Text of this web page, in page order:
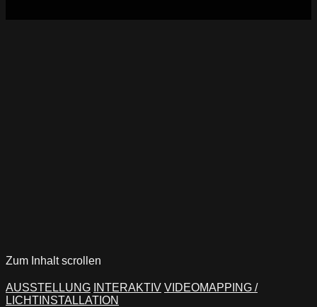
Zum Inhalt scrollen
AUSSTELLUNG INTERAKTIV VIDEOMAPPING /
LICHTINSTALLATION